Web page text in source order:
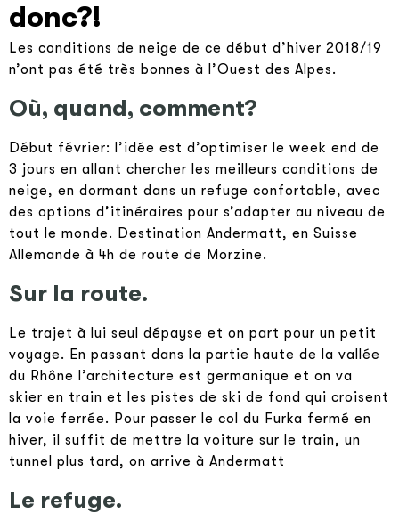
donc?!
Les conditions de neige de ce début d’hiver 2018/19
n’ont pas été très bonnes à l’Ouest des Alpes.
Où, quand, comment?
Début février: l’idée est d’optimiser le week end de
3 jours en allant chercher les meilleurs conditions de
neige, en dormant dans un refuge confortable, avec
des options d’itinéraires pour s’adapter au niveau de
tout le monde. Destination Andermatt, en Suisse
Allemande à 4h de route de Morzine.
Sur la route.
Le trajet à lui seul dépayse et on part pour un petit
voyage. En passant dans la partie haute de la vallée
du Rhône l’architecture est germanique et on va
skier en train et les pistes de ski de fond qui croisent
la voie ferrée. Pour passer le col du Furka fermé en
hiver, il suffit de mettre la voiture sur le train, un
tunnel plus tard, on arrive à Andermatt
Le refuge.